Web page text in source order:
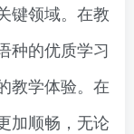
键领域。在教
种的优质学习
教学体验。在
加顺畅，无论